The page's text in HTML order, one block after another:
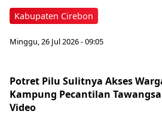
Kabupaten Cirebon
Minggu, 26 Jul 2026 - 09:05
Potret Pilu Sulitnya Akses
Kampung Pecantilan
Video